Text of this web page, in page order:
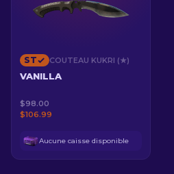
ST COUTEAU KUKRI (★)
VANILLA
$98.00
$106.99
Aucune caisse disponible